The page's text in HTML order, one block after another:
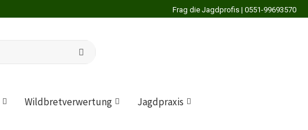
Frag die Jagdprofis | 0551-99693570
Wildbretverwertung
Jagdpraxis